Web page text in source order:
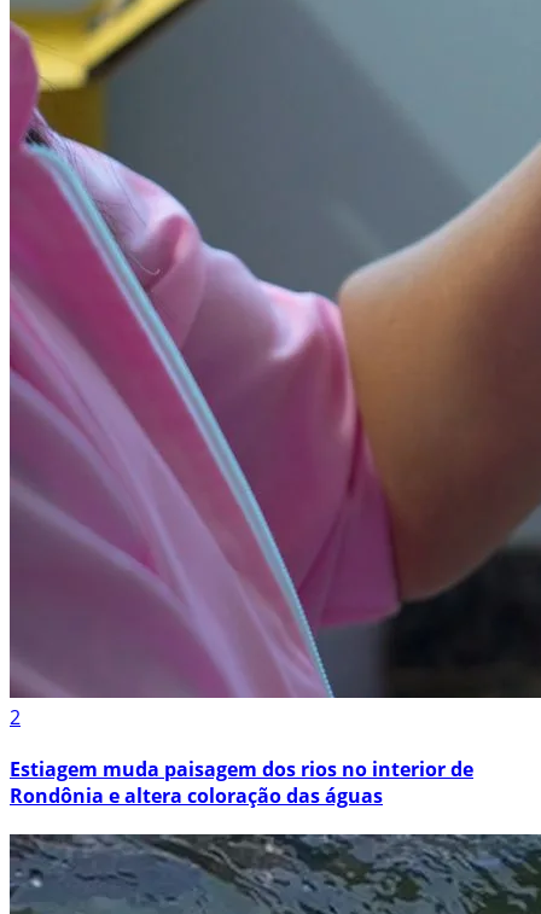
2
Estiagem muda paisagem dos rios no interior de
Rondônia e altera coloração das águas